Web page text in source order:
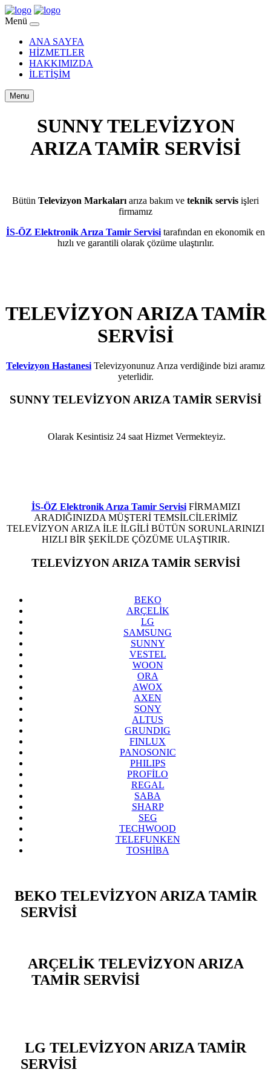
Menü
ANA SAYFA
HİZMETLER
HAKKIMIZDA
İLETİŞİM
Menu
SUNNY TELEVİZYON
ARIZA TAMİR SERVİSİ
Bütün Televizyon Markaları arıza bakım ve teknik servis işleri
firmamız
İS-ÖZ Elektronik Arıza Tamir Servisi tarafından en ekonomik en
hızlı ve garantili olarak çözüme ulaştırılır.
TELEVİZYON ARIZA TAMİR
SERVİSİ
Televizyon Hastanesi Televizyonunuz Arıza verdiğinde bizi aramız
yeterlidir.
SUNNYTELEVİZYON ARIZA TAMİR SERVİSİ
Olarak Kesintisiz 24 saat Hizmet Vermekteyiz.
İS-ÖZ Elektronik Arıza Tamir ServisiFİRMAMIZI
ARADIĞINIZDA MÜŞTERİ TEMSİLCİLERİMİZ
TELEVİZYON ARIZA İLE İLGİLİ BÜTÜN SORUNLARINIZI
HIZLI BİR ŞEKİLDE ÇÖZÜME ULAŞTIRIR.
TELEVİZYON ARIZA TAMİR SERVİSİ
BEKO
ARÇELİK
LG
SAMSUNG
SUNNY
VESTEL
WOON
ORA
AWOX
AXEN
SONY
ALTUS
GRUNDIG
FINLUX
PANOSONIC
PHILIPS
PROFİLO
REGAL
SABA
SHARP
SEG
TECHWOOD
TELEFUNKEN
TOSHİBA
BEKO TELEVİZYON ARIZA TAMİR
SERVİSİ
ARÇELİK TELEVİZYON ARIZA
TAMİR SERVİSİ
LG TELEVİZYON ARIZA TAMİR
SERVİSİ